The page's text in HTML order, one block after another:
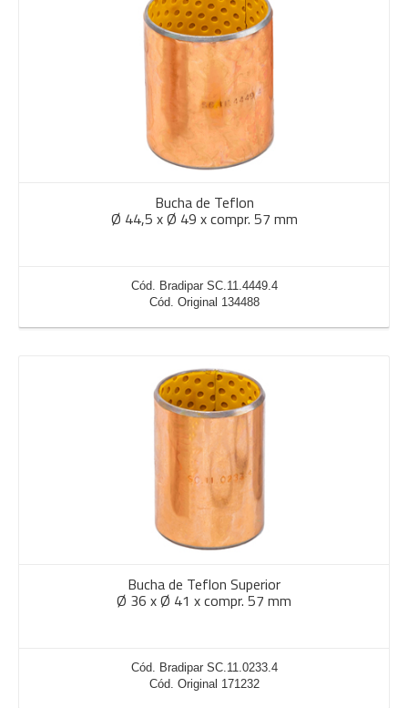
Bucha de Teflon
Ø 44,5 x Ø 49 x compr. 57 mm
Cód. Bradipar SC.11.4449.4
Cód. Original 134488
Bucha de Teflon Superior
Ø 36 x Ø 41 x compr. 57 mm
Cód. Bradipar SC.11.0233.4
Cód. Original 171232